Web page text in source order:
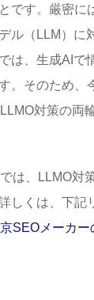
です。厳密に
ル（LLM）に
は、生成AIで
。そのため、
対策の両
は、LLMO対
しくは、下記
SEOメーカー